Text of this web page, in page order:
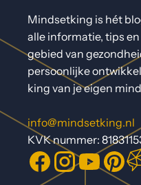
Mindsetking is hét
alle informatie, tips
gebied van
persoonlijke
king van je eigen
info@mindsetking.nl
KVK nummer: